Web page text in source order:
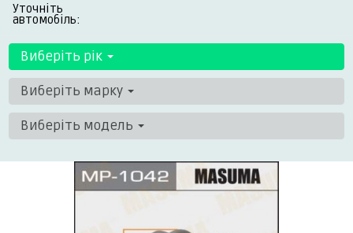
Уточніть
автомобіль:
Виберіть рік
Виберіть марку
Виберіть модель